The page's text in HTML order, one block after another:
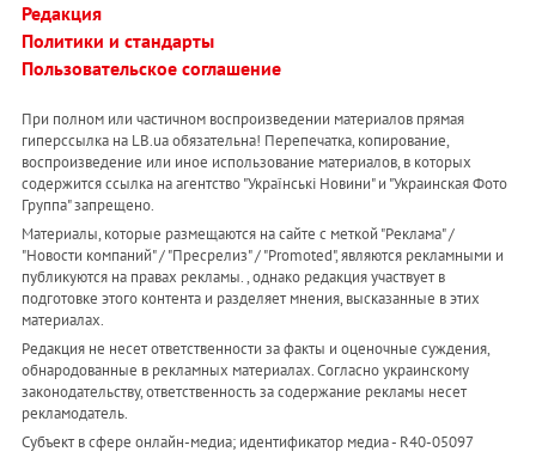
Редакция
Политики и стандарты
Пользовательское соглашение
При полном или частичном воспроизведении материалов прямая
гиперссылка на LB.ua обязательна! Перепечатка, копирование,
воспроизведение или иное использование материалов, в которых
содержится ссылка на агентство "Українськi Новини" и "Украинская Фото
Группа" запрещено.
Материалы, которые размещаются на сайте с меткой "Реклама" /
"Новости компаний" / "Пресрелиз" / "Promoted", являются рекламными и
публикуются на правах рекламы. , однако редакция участвует в
подготовке этого контента и разделяет мнения, высказанные в этих
материалах.
Редакция не несет ответственности за факты и оценочные суждения,
обнародованные в рекламных материалах. Согласно украинскому
законодательству, ответственность за содержание рекламы несет
рекламодатель.
Субъект в сфере онлайн-медиа; идентификатор медиа - R40-05097